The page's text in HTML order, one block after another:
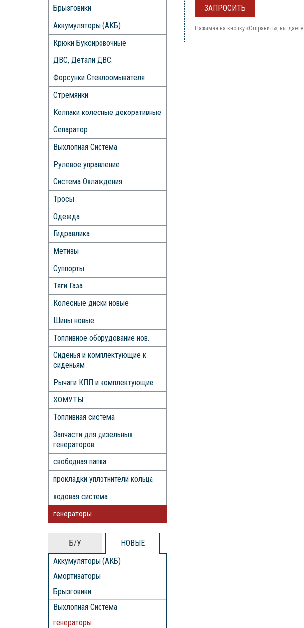
Брызговики
Аккумуляторы (АКБ)
Крюки Буксировочные
ДВС, Детали ДВС.
Форсунки Стеклоомывателя
Стремянки
Колпаки колесные декоративные
Сепаратор
Выхлопная Система
Рулевое управление
Система Охлаждения
Тросы
Одежда
Гидравлика
Метизы
Суппорты
Тяги Газа
Колесные диски новые
Шины новые
Топливное оборудование нов.
Сиденья и комплектующие к
сиденьям
Рычаги КПП и комплектующие
ХОМУТЫ
Топливная система
Запчасти для дизельных
генераторов
свободная папка
прокладки уплотнители кольца
ходовая система
генераторы
Б/У
НОВЫЕ
Аккумуляторы (АКБ)
Амортизаторы
Брызговики
Выхлопная Система
генераторы
Нажимая на кнопку «Отправить», вы даете